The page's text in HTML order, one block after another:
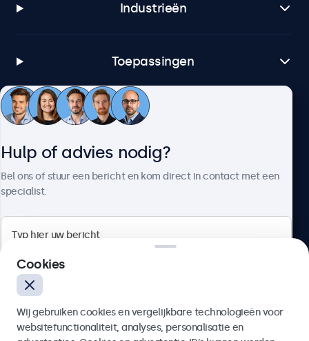
USB-A
AUX ingang (3.5mm)
1x
AUX uitgang (3.5mm)
Afmetingen (zonder voetsteun)
Schermformaat
478 x 269 mm
Gewicht
4300 gram (5200 gram met voetsteun)
Industrieën
Toepassingen
Klantenservice
4.8/5 door 5000+ bedrijven
Nederlands
Hulp of advies nodig?
Bel ons of stuur een bericht en kom direct in contact met een
specialist.
Cookies
Wij gebruiken cookies en vergelijkbare technologieën voor
websitefunctionaliteit, analyses, personalisatie en